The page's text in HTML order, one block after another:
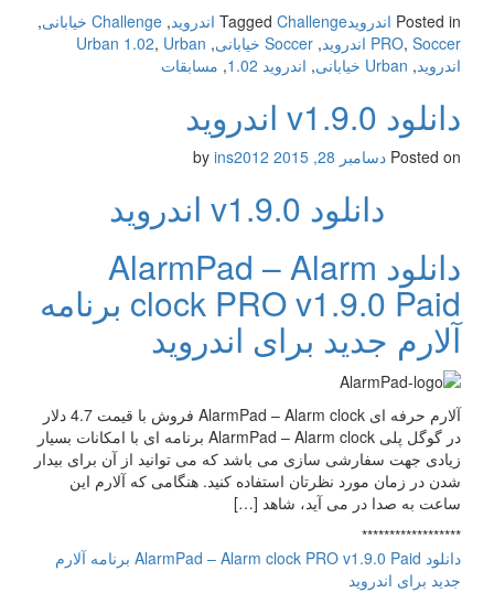
Posted in اندروید Tagged Challenge اندروید , Challenge خیابانی
,
PRO, Soccer اندروید , Soccer خیابانی ,
Urban 1.02, Urban
اندروید, Urban خیابانی , اندروید 1.02 , مسابقات
دانلود v1.9.0 اندروید
Posted on دسامبر 28, 2015 ins2012
دانلود v1.9.0 اندروید
دانلود AlarmPad – Alarm
clock PRO v1.9.0 Paid برنامه
آلارم جدید برای اندروید
آلارم حرفه ای AlarmPad – Alarm clock فروش با قیمت 4.7 دلار
در گوگل پلی AlarmPad – Alarm clock برنامه ای با امکانات بسیار
زیادی جهت سفارشی سازی می باشد که می توانید از آن برای بیدار
شدن در زمان مورد نظرتان استفاده کنید. هنگامی که آلارم این
ساعت به صدا در می آید، شاهد […]
******************
دانلود AlarmPad – Alarm clock PRO v1.9.0 Paid برنامه آلارم
جدید برای اندروید